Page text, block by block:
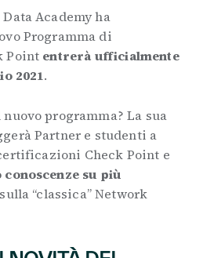
Academy ha
Programma di
Point entrerà ufficialmente
2021.
programma? La sua
Partner e studenti a
Check Point e
su più
“classica” Network